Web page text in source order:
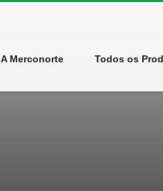
A Merconorte Todos os